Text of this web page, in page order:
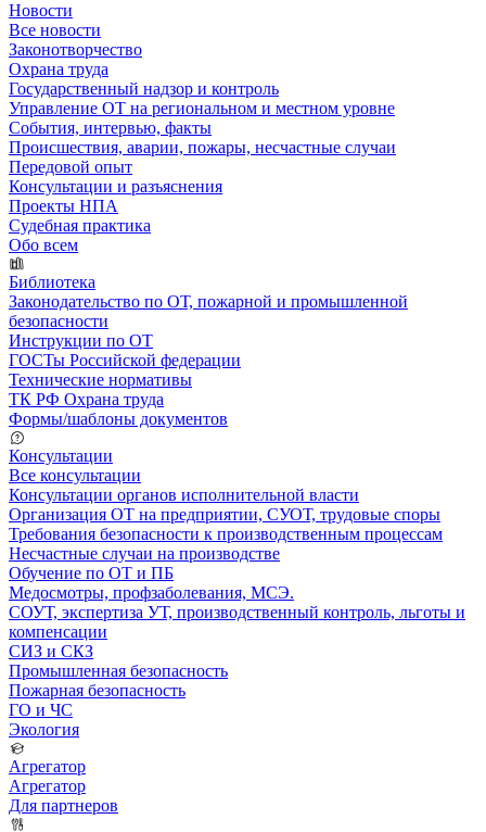
Новости
Все новости
Законотворчество
Охрана труда
Государственный надзор и контроль
Управление ОТ на региональном и местном уровне
События, интервью, факты
Происшествия, аварии, пожары, несчастные случаи
Передовой опыт
Консультации и разъяснения
Проекты НПА
Судебная практика
Обо всем
Библиотека
Законодательство по ОТ, пожарной и промышленной
безопасности
Инструкции по ОТ
ГОСТы Российской федерации
Технические нормативы
ТК РФ Охрана труда
Формы/шаблоны документов
Консультации
Все консультации
Консультации органов исполнительной власти
Организация ОТ на предприятии, СУОТ, трудовые споры
Требования безопасности к производственным процессам
Несчастные случаи на производстве
Обучение по ОТ и ПБ
Медосмотры, профзаболевания, МСЭ.
СОУТ, экспертиза УТ, производственный контроль, льготы и
компенсации
СИЗ и СКЗ
Промышленная безопасность
Пожарная безопасность
ГО и ЧС
Экология
Агрегатор
Агрегатор
Для партнеров